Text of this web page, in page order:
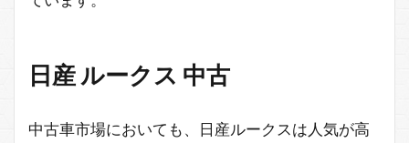
日産 ルークス 中古
中古車市場においても、日産ルークスは人気が高